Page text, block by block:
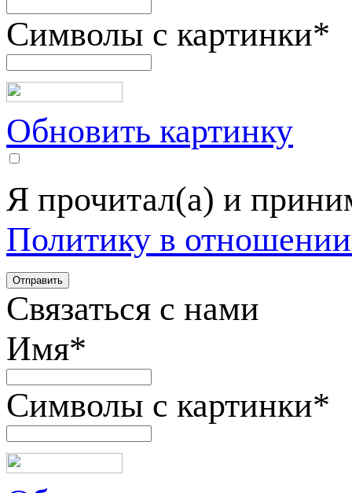
Символы с картинки*
Обновить картинку
Я прочитал(а) и
Политику в
Связаться с нами
Имя*
Символы с картинки*